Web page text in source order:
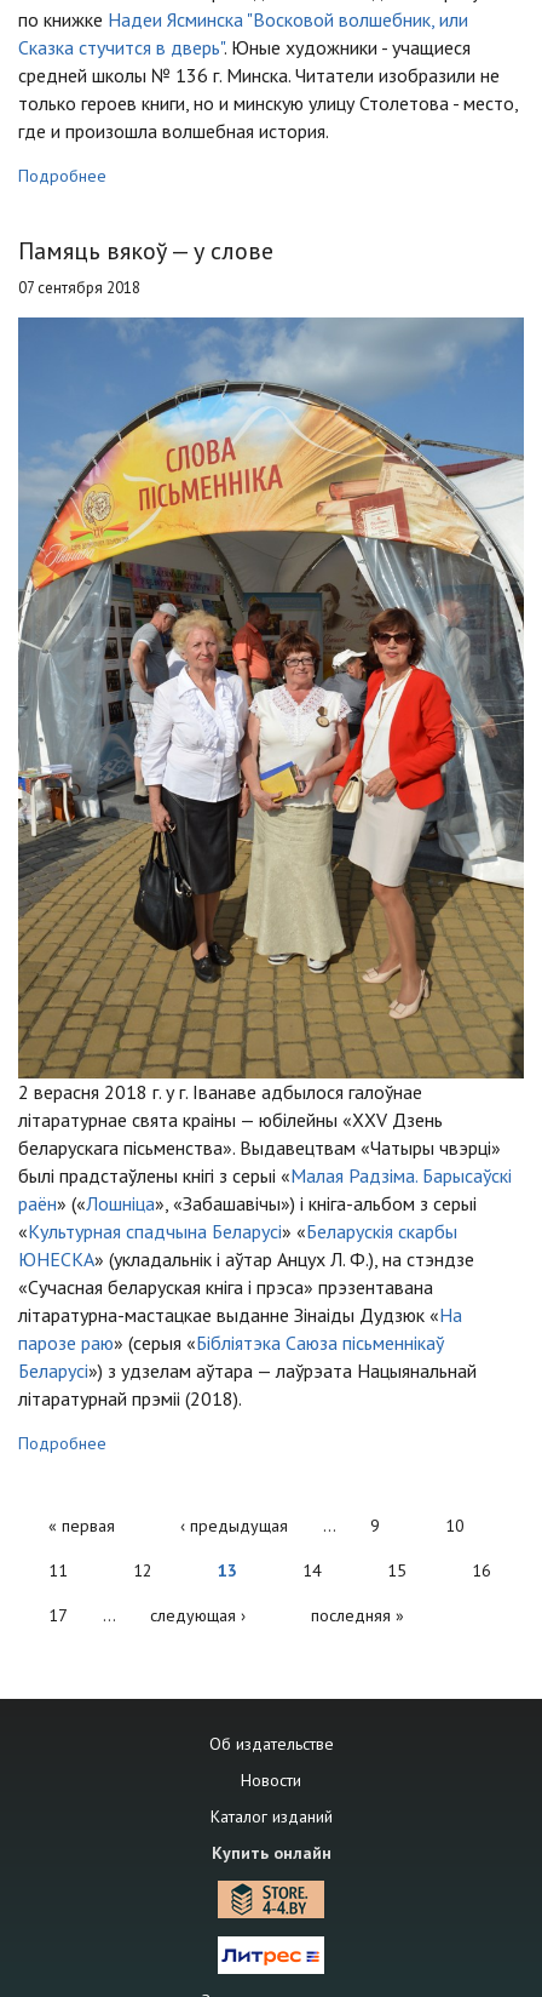
по книжке Надеи Ясминска "Восковой волшебник, или
Сказка стучится в дверь". Юные художники - учащиеся
средней школы № 136 г. Минска. Читатели изобразили не
только героев книги, но и минскую улицу Столетова - место,
где и произошла волшебная история.
Подробнее
Памяць вякоў — у слове
07 сентября 2018
2 верасня 2018 г. у г. Іванаве адбылося галоўнае
літаратурнае свята краіны — юбілейны «XXV Дзень
беларускага пісьменства». Выдавецтвам «Чатыры чвэрці»
былі прадстаўлены кнігі з серыі «Малая Радзіма. Барысаўскі
раён» («Лошніца», «Забашавічы») і кніга-альбом з серыі
«Культурная спадчына Беларусі» «Беларускія скарбы
ЮНЕСКА» (укладальнік і аўтар Анцух Л. Ф.), на стэндзе
«Сучасная беларуская кніга і прэса» прэзентавана
літаратурна-мастацкае выданне Зінаіды Дудзюк «На
парозе раю» (серыя «Бібліятэка Саюза пісьменнікаў
Беларусі») з удзелам аўтара — лаўрэата Нацыянальнай
літаратурнай прэміі (2018).
Подробнее
Страницы
« первая ‹ предыдущая … 9 10
11 12 13 14 15 16
17 … следующая › последняя »
Об издательстве
Новости
Каталог изданий
Купить онлайн